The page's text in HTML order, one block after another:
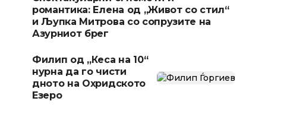
романтика: Елена од „Живот со стил“
и Љупка Митрова со сопрузите на
Азурниот брег
Филип од „Кеса на 10“
нурна да го чисти
дното на Охридското
Езеро